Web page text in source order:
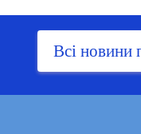
Всі новини